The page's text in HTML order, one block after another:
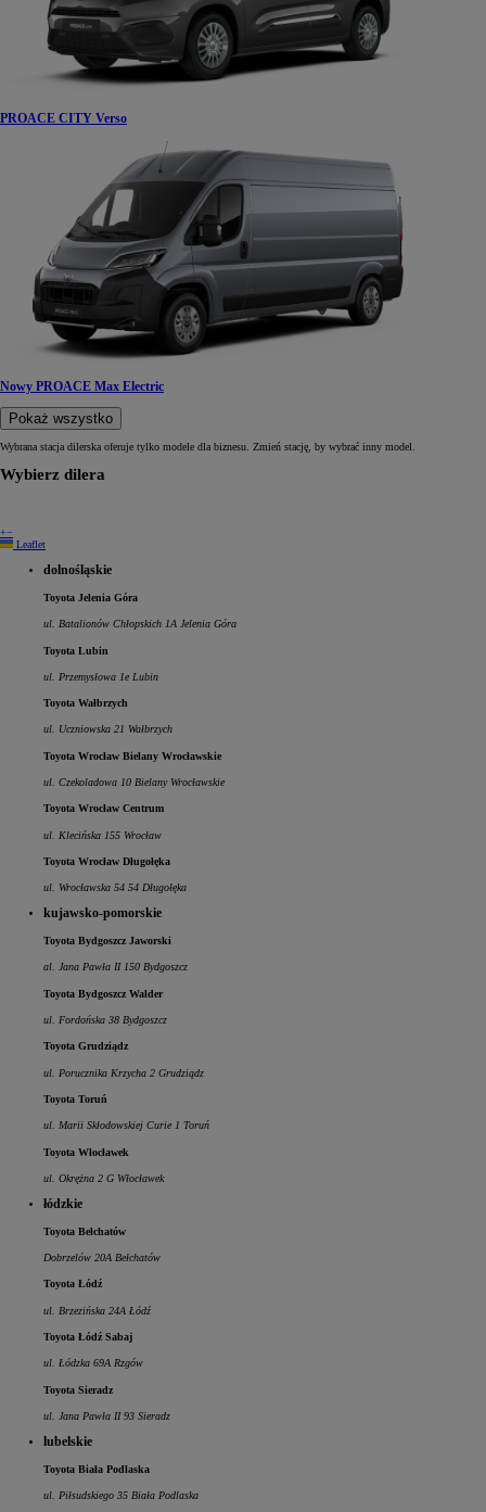
PROACE CITY Verso
Nowy PROACE Max Electric
Pokaż wszystko
Wybrana stacja dilerska oferuje tylko modele dla biznesu. Zmień stację, by wybrać inny model.
Wybierz dilera
+−
Leaflet
dolnośląskie
Toyota Jelenia Góra
ul. Batalionów Chłopskich 1A Jelenia Góra
Toyota Lubin
ul. Przemysłowa 1e Lubin
Toyota Wałbrzych
ul. Uczniowska 21 Wałbrzych
Toyota Wrocław Bielany Wrocławskie
ul. Czekoladowa 10 Bielany Wrocławskie
Toyota Wrocław Centrum
ul. Klecińska 155 Wrocław
Toyota Wrocław Długołęka
ul. Wrocławska 54 54 Długołęka
kujawsko-pomorskie
Toyota Bydgoszcz Jaworski
al. Jana Pawła II 150 Bydgoszcz
Toyota Bydgoszcz Walder
ul. Fordońska 38 Bydgoszcz
Toyota Grudziądz
ul. Porucznika Krzycha 2 Grudziądz
Toyota Toruń
ul. Marii Skłodowskiej Curie 1 Toruń
Toyota Włocławek
ul. Okrężna 2 G Włocławek
łódzkie
Toyota Bełchatów
Dobrzelów 20A Bełchatów
Toyota Łódź
ul. Brzezińska 24A Łódź
Toyota Łódź Sabaj
ul. Łódzka 69A Rzgów
Toyota Sieradz
ul. Jana Pawła II 93 Sieradz
lubelskie
Toyota Biała Podlaska
ul. Piłsudskiego 35 Biała Podlaska